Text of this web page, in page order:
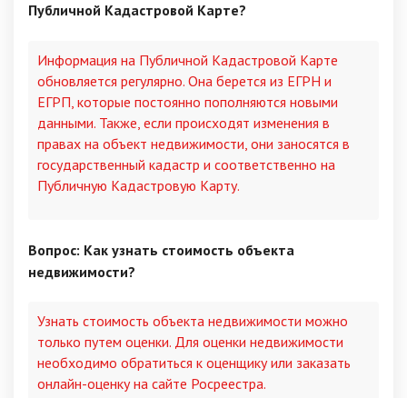
Публичной Кадастровой Карте?
Информация на Публичной Кадастровой Карте
обновляется регулярно. Она берется из ЕГРН и
ЕГРП, которые постоянно пополняются новыми
данными. Также, если происходят изменения в
правах на объект недвижимости, они заносятся в
государственный кадастр и соответственно на
Публичную Кадастровую Карту.
Вопрос: Как узнать стоимость объекта
недвижимости?
Узнать стоимость объекта недвижимости можно
только путем оценки. Для оценки недвижимости
необходимо обратиться к оценщику или заказать
онлайн-оценку на сайте Росреестра.